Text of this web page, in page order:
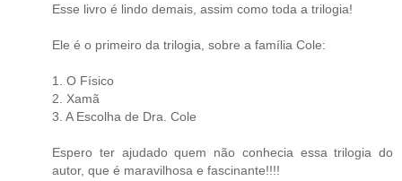
Esse livro é lindo demais, assim como toda a trilogia!
Ele é o primeiro da trilogia, sobre a família Cole:
1. O Físico
2. Xamã
3. A Escolha de Dra. Cole
Espero ter ajudado quem não conhecia essa trilogia do
autor, que é maravilhosa e fascinante!!!!